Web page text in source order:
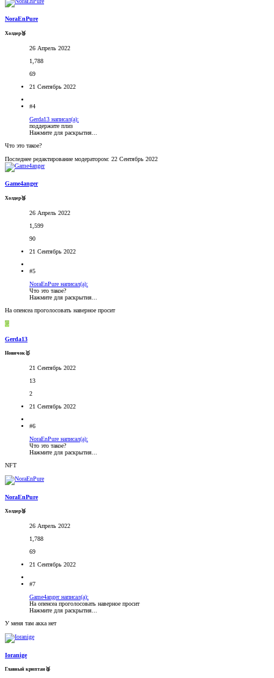
NoraEnPure
Холдер🥉
26 Апрель 2022
1,788
69
21 Сентябрь 2022
#4
Gerda13 написал(а):
поддержите плиз
Нажмите для раскрытия...
Что это такое?
Последнее редактирование модератором: 22 Сентябрь 2022
Game4anger
Холдер🥉
26 Апрель 2022
1,599
90
21 Сентябрь 2022
#5
NoraEnPure написал(а):
Что это такое?
Нажмите для раскрытия...
На опенсеа проголосовать наверное просит
G
Gerda13
Новичок🥇
21 Сентябрь 2022
13
2
21 Сентябрь 2022
#6
NoraEnPure написал(а):
Что это такое?
Нажмите для раскрытия...
NFT
NoraEnPure
Холдер🥉
26 Апрель 2022
1,788
69
21 Сентябрь 2022
#7
Game4anger написал(а):
На опенсеа проголосовать наверное просит
Нажмите для раскрытия...
У меня там акка нет
Ioranige
Главный криптан🥈